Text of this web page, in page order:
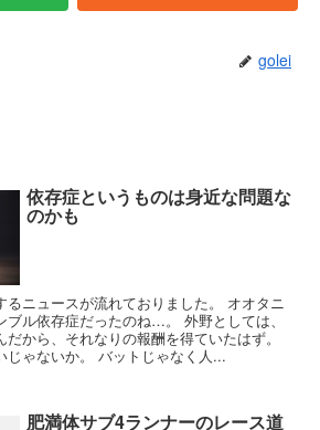
golei
依存症というものは身近な問題な
のかも
るニュースが流れておりました。 オオタニ
ル依存症だったのね…。 外野としては、
から、それなりの報酬を得ていたはず。
じゃないか。 バットじゃなく人...
肥満体サブ4ランナーのレース道